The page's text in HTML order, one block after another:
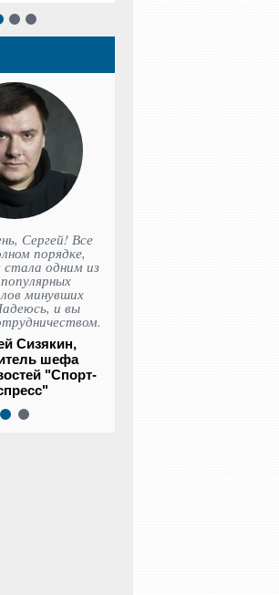
Сергей! Все
порядке,
стала одним из
минувших
и вы
Сизякин,
шефа
"Спорт-
1 2